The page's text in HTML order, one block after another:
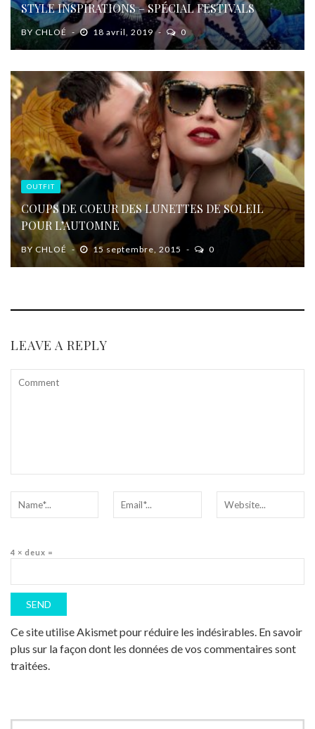
STYLE INSPIRATIONS – SPÉCIAL FESTIVALS
BY CHLOÉ 18 avril, 2019 0
OUTFIT
COUPS DE COEUR DES LUNETTES DE SOLEIL
POUR L’AUTOMNE
BY CHLOÉ 15 septembre, 2015 0
LEAVE A REPLY
4 × deux =
Ce site utilise Akismet pour réduire les indésirables. En savoir
plus sur la façon dont les données de vos commentaires sont
traitées.